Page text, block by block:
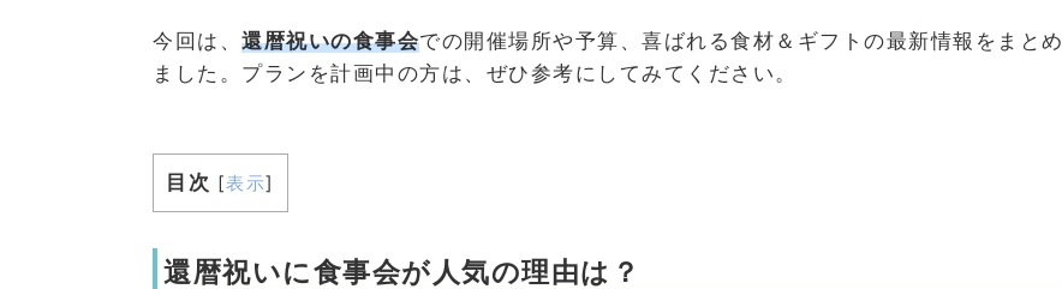
今回は、 還暦祝いの食事会での開催場所や予算、喜ばれる食材＆ギフトの最新情報をまとめ
ました。プランを計画中の方は、ぜひ参考にしてみてください。
目次 [表示]
還暦祝いに食事会が人気の理由は？